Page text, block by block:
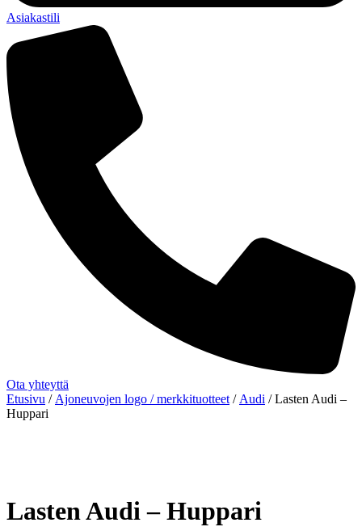
Asiakastili
Ota yhteyttä
Etusivu / Ajoneuvojen logo / merkkituotteet / Audi / Lasten Audi –
Huppari
Lasten Audi – Huppari